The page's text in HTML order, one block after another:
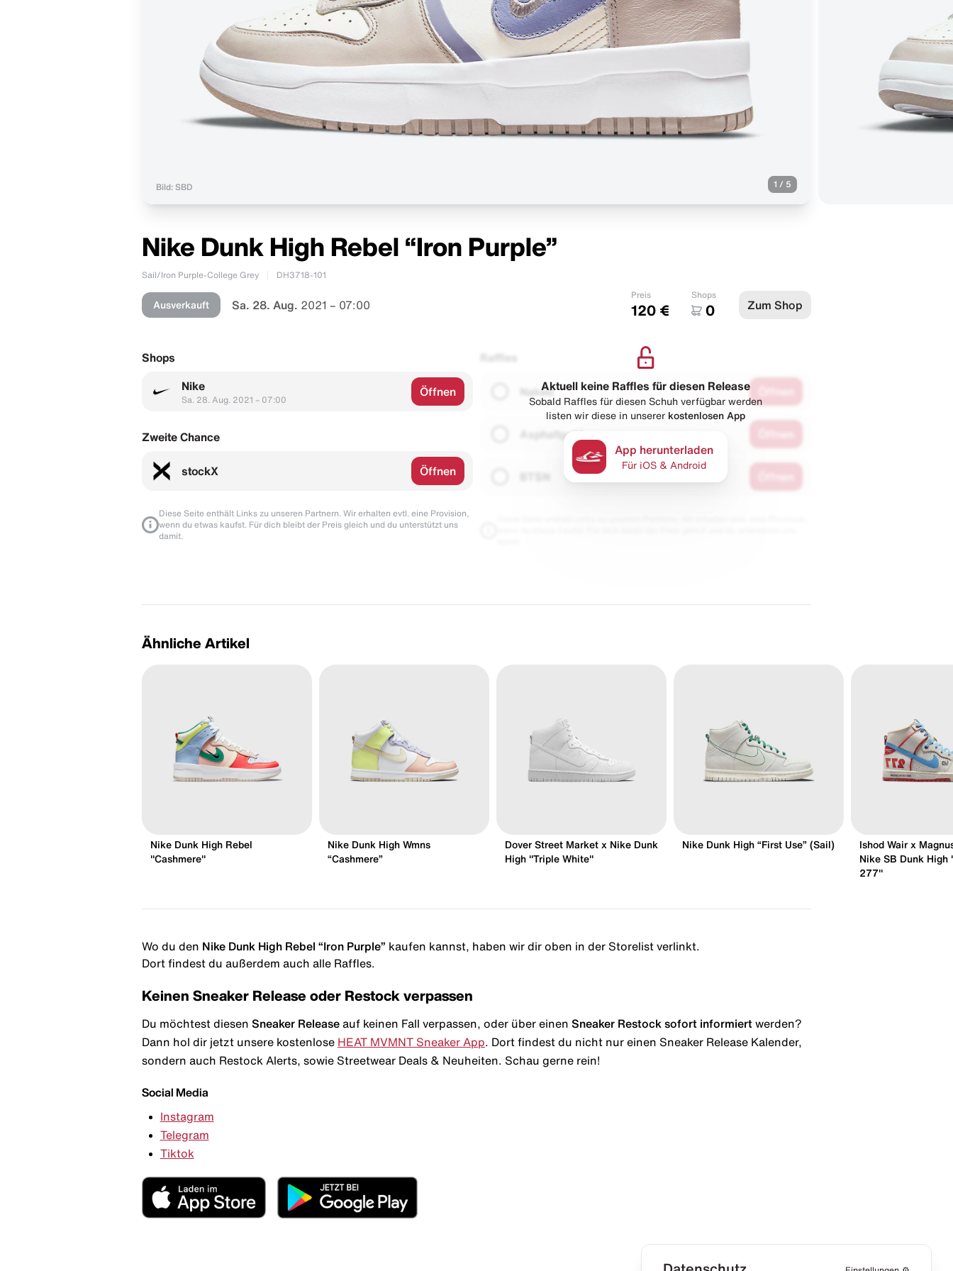
Bild: SBD 1 / 5
Nike Dunk High Rebel “Iron Purple”
Sail/Iron Purple-College Grey DH3718-101
Ausverkauft Sa. 28. Aug. 2021 – 07:00
Preis
120 €
Shops
0 Zum Shop
Shops
Nike
Sa. 28. Aug. 2021 – 07:00
Öffnen
Zweite Chance
stockX Öffnen
Diese Seite enthält Links zu unseren Partnern. Wir erhalten evtl. eine Provision,
wenn du etwas kaufst. Für dich bleibt der Preis gleich und du unterstützt uns
damit.
Raffles
Naked
Asphaltgold
Aktuell keine Raffles für diesen Release
Sobald Raffles für diesen Schuh verfügbar werden
listen wir diese in unserer kostenlosen App
App herunterladen
Für iOS & Android
Ähnliche Artikel
Nike Dunk High Rebel
"Cashmere"
Nike Dunk High Wmns
“Cashmere”
Dover Street Market x Nike Dunk
High "Triple White"
Nike Dunk High “First Use” (Sail)
Ishod Wair x
Nike SB Dunk High
277"
Wo du den Nike Dunk High Rebel “Iron Purple” kaufen kannst, haben wir dir oben in der Storelist verlinkt.
Dort findest du außerdem auch alle Raffles.
Keinen Sneaker Release oder Restock verpassen
Du möchtest diesen Sneaker Release auf keinen Fall verpassen, oder über einen Sneaker Restock sofort informiert werden?
Dann hol dir jetzt unsere kostenlose HEAT MVMNT Sneaker App . Dort findest du nicht nur einen Sneaker Release Kalender,
sondern auch Restock Alerts, sowie Streetwear Deals & Neuheiten. Schau gerne rein!
Social Media
Instagram
Telegram
Tiktok